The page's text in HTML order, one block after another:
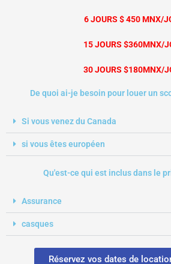
6 JOURS $ 450 MNX/
15 JOURS $360MNX/
30 JOURS $180MNX/
De quoi ai-je besoin pour louer un
Si vous venez du Canada
si vous êtes européen
Qu'est-ce qui est inclus dans le
Assurance
casques
Réservez vos dates de